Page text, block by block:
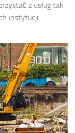
z usług tak
instytucji...